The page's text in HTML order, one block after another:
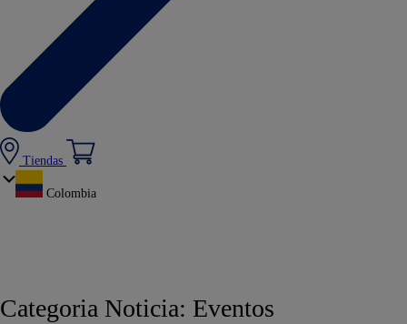
Tiendas
Colombia
Categoria Noticia: Eventos